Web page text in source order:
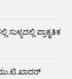
ಪ್ರಾಕೃತಿಕ
ಯು.ಟಿ.ಖಾದರ್